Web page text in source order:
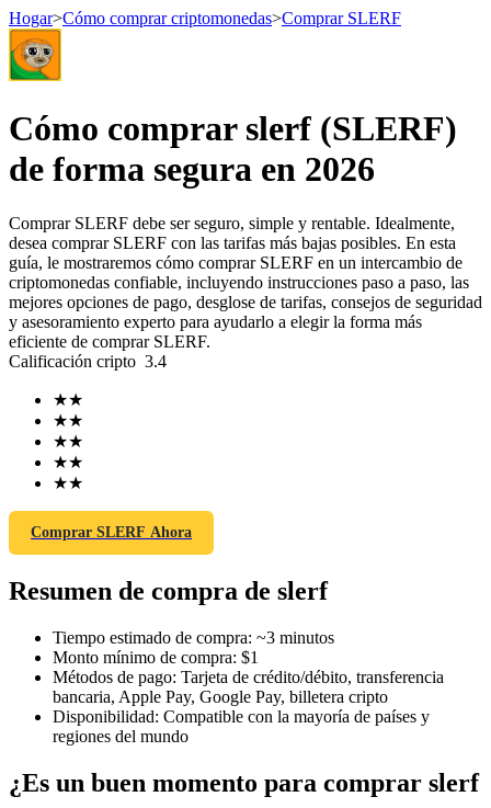
Futuros del USDT
Futuros que utilizan USDT como garantía
Futuros COIN-M
Futuros de criptomonedas
TradFi
Derivados de acciones, divisas, metales preciosos y materias
Hogar>Cómo comprar criptomonedas>Comprar SLERF
Cómo comprar slerf (SLERF)
de forma segura en 2026
Comprar SLERF debe ser seguro, simple y rentable. Idealmente,
desea comprar SLERF con las tarifas más bajas posibles. En esta
guía, le mostraremos cómo comprar SLERF en un intercambio de
criptomonedas confiable, incluyendo instrucciones paso a paso, las
mejores opciones de pago, desglose de tarifas, consejos de seguridad
y asesoramiento experto para ayudarlo a elegir la forma más
eficiente de comprar SLERF.
Calificación cripto 3.4
★★
★★
★★
★★
★★
Comprar SLERF Ahora
Resumen de compra de slerf
Tiempo estimado de compra: ~3 minutos
Monto mínimo de compra: $1
Métodos de pago: Tarjeta de crédito/débito, transferencia
bancaria, Apple Pay, Google Pay, billetera cripto
Disponibilidad: Compatible con la mayoría de países y
regiones del mundo
¿Es un buen momento para comprar slerf